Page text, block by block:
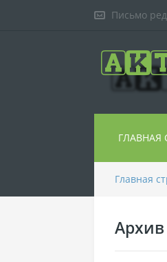
Письмо
ГЛАВНАЯ
Главная